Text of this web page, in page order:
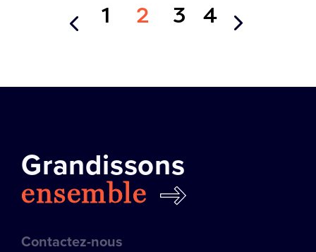
< 1 2 3 4 >
Grandissons
ensemble
Contactez-nous